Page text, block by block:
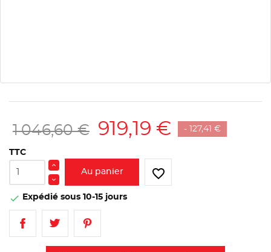
1 046,60 € 919,19 € - 127,41 €
TTC
Au panier favorite_border
 Expédié sous 10-15 jours